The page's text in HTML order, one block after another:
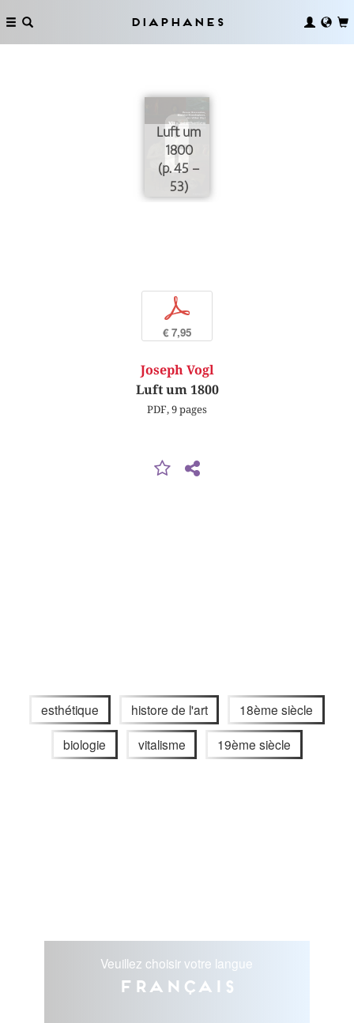
Diaphanes
Luft um
1800
(p. 45 –
53)
p
€ 7,95
Joseph Vogl
Luft um 1800
PDF, 9 pages
esthétique histore de l'art 18ème siècle
biologie vitalisme 19ème siècle
Veuillez choisir votre langue
Français